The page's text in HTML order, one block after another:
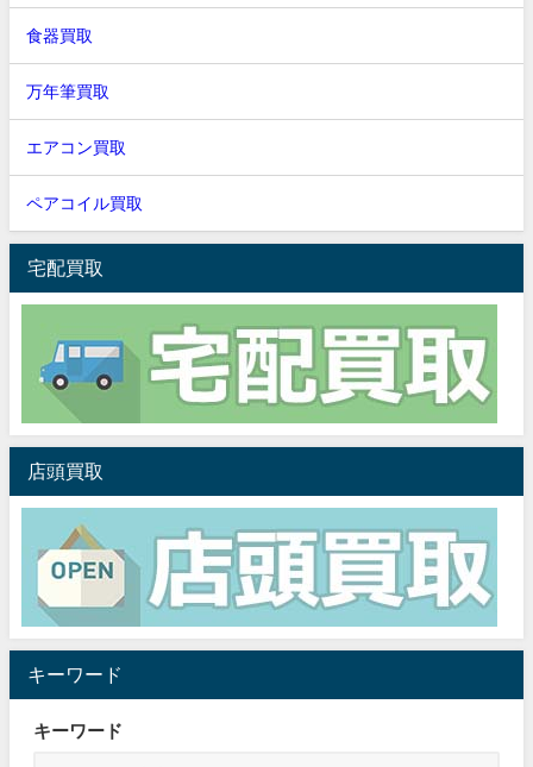
食器買取
万年筆買取
エアコン買取
ペアコイル買取
宅配買取
店頭買取
キーワード
キーワード